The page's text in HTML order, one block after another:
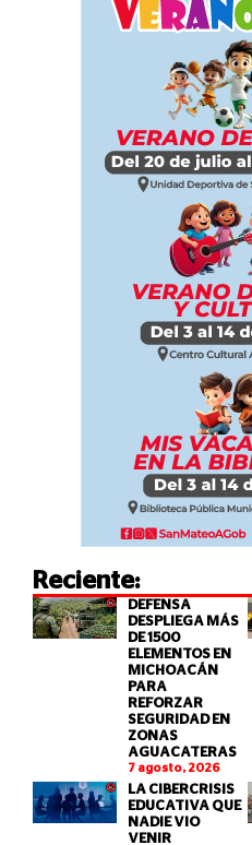
Reciente:
DEFENSA
DESPLIEGA MÁS
DE 1500
ELEMENTOS EN
MICHOACÁN
PARA
REFORZAR
SEGURIDAD EN
ZONAS
AGUACATERAS
7 agosto, 2026
LA CIBERCRISIS
EDUCATIVA QUE
NADIE VIO
VENIR